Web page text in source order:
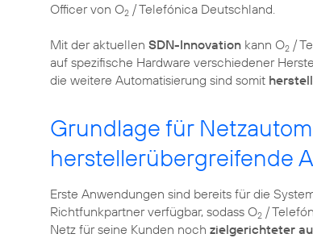
Officer von O2 / Telefónica Deutschland.
Mit der aktuellen SDN-Innovation kann O2 /
auf spezifische Hardware verschiedener
die weitere Automatisierung sind somit
Grundlage für
herstellerübergreifende
Erste Anwendungen sind bereits für die
Richtfunkpartner verfügbar, sodass O2 /
Netz für seine Kunden noch zielgerichteter